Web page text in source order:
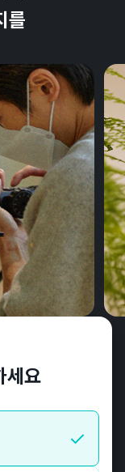
를
세요